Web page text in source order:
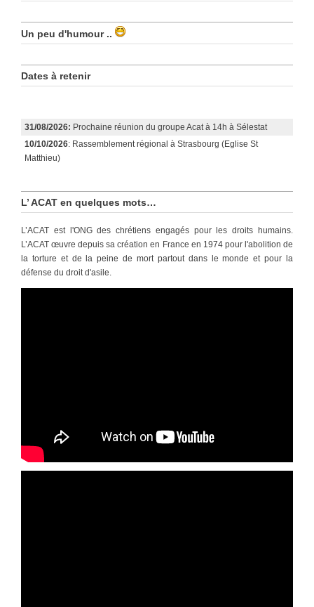
Un peu d'humour ..
Dates à retenir
31/08/2026: Prochaine réunion du groupe Acat à 14h à Sélestat
10/10/2026: Rassemblement régional à Strasbourg (Eglise St
Matthieu)
L’ ACAT en quelques mots…
L’ACAT est l'ONG des chrétiens engagés pour les droits humains.
L’ACAT œuvre depuis sa création en France en 1974 pour l'abolition de
la torture et de la peine de mort partout dans le monde et pour la
défense du droit d'asile.